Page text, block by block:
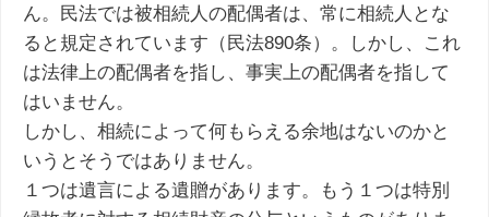
ん。民法では被相続人の配偶者は、常に相続人とな
ると規定されています（民法890条）。しかし、これ
は法律上の配偶者を指し、事実上の配偶者を指して
はいません。
しかし、相続によって何もらえる余地はないのかと
いうとそうではありません。
１つは遺言による遺贈があります。もう１つは特別